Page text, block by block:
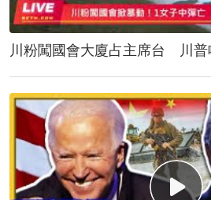
川粉闖國會大廈占主席台 川普